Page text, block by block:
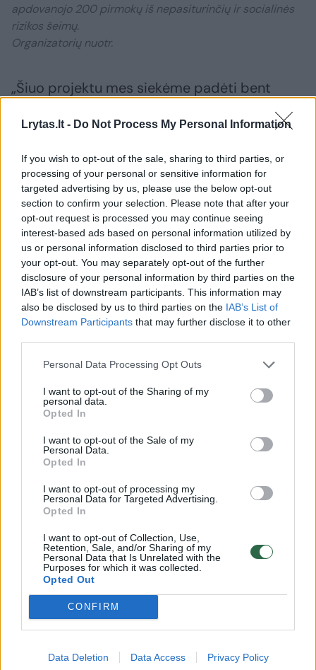
Lrytas.lt - Do Not Process My Personal Information
If you wish to opt-out of the sale, sharing to third parties, or
processing of your personal or sensitive information for
targeted advertising by us, please use the below opt-out
section to confirm your selection. Please note that after your
opt-out request is processed you may continue seeing
interest-based ads based on personal information utilized by
us or personal information disclosed to third parties prior to
your opt-out. You may separately opt-out of the further
disclosure of your personal information by third parties on the
IAB’s list of downstream participants. This information may
also be disclosed by us to third parties on the IAB’s List of
Downstream Participants that may further disclose it to other
Personal Data Processing Opt Outs
I want to opt-out of the Sharing of my
personal data.
Opted In
I want to opt-out of the Sale of my
Personal Data.
Opted In
I want to opt-out of processing my
Personal Data for Targeted Advertising.
Opted In
I want to opt-out of Collection, Use,
Retention, Sale, and/or Sharing of my
Personal Data that Is Unrelated with the
Purposes for which it was collected.
Opted Out
CONFIRM
Data Deletion Data Access Privacy Policy
apdovanojo 200 pirmokų iš nepasiturinčių ir socialinės
rizikos šeimų.
Organizatorių nuotr.
„Šiuo projektu mes siekėme padėti bent
vaikų. Jiems didelį džiaugsmą suteikė ne tik
naujos kuprinės, bet ir galimybė apsilankyti
Vilniuje krepšinio arenoje, susipažinti su
„Ryto“ krepšininkais, kartu pasportuoti ir
pasivaržyti. Geros emocijos ir neišdildomi
įspūdžiai suteiks vaikams daugiau drąsos ir
pasitikėjimo savimi pirmą kartą žengiant per
mokyklos slenkstį“, – neabejoja G.Trimbel.
Krepšinio arenoje kartu su „Ryto“ komandos
krepšininkais būsimieji pirmokai dalyvavo
estafetėse ir sportavo vedami Sostinės
krepšinio mokyklos trenerių. Pirmokams
surengtos šventės vaišėmis pasirūpino
gėrimais – bendrovė „Vaisių sultys“. Įspūdžių
kupiną sportišką dieną vainikavo iš
krepšininkų rankų gauta pirmoji kuprinė.
Pasak Trakų rajono Paramos šeimai ir
vaikams centro socialinės darbuotojos
Nijolės Korkazienės, šventės Vilniuje ir
susitikimo su krepšininkais pirmokai laukė su
nerimu, nes visai dienai teko išvykti iš namų,
atsiskirti nuo tėvų. „Žinoma, labiausiai vaikus